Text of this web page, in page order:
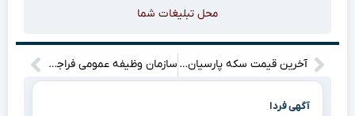
محل تبلیغات شما
آخرین قیمت سکه پارسیان در تاریخ دوشنبه ۲۹ اردیبهشت ۱۴۰۴: چه تغییراتی در بازار سکه رخ داده است؟ سازمان وظیفه عمومی فراجا خبر مهمی را اعلام کرد!
آگهی فردا